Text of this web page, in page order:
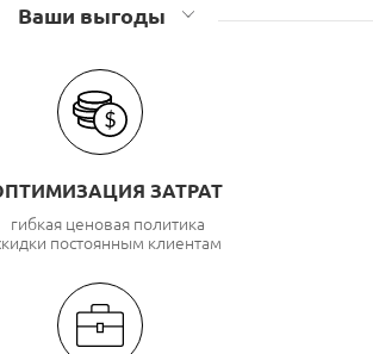
Ваши выгоды
ЗАТРАТ
гибкая ценовая политика
постоянным клиентам